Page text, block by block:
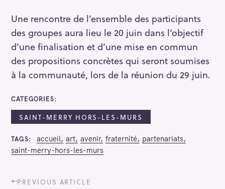
Une rencontre de l’ensemble des participants
des groupes aura lieu le 20 juin dans l’objectif
d’une finalisation et d’une mise en commun
des propositions concrètes qui seront soumises
à la communauté, lors de la réunion du 29 juin.
CATEGORIES
SAINT-MERRY HORS-LES-MURS
TAGS accueil art avenir fraternité
partenariats
saint-merry-hors-les-murs
PPREVIOUS ARTICLE